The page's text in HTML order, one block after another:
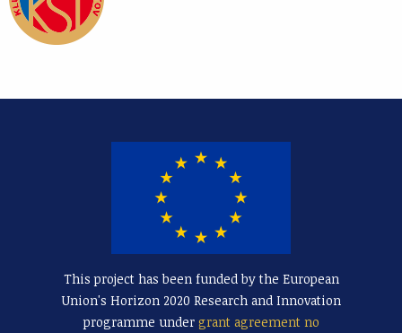
This project has been funded by the European
Union's Horizon 2020 Research and Innovation
programme under grant agreement no